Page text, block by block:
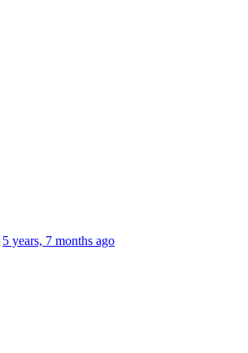
5 years, 7 months ago